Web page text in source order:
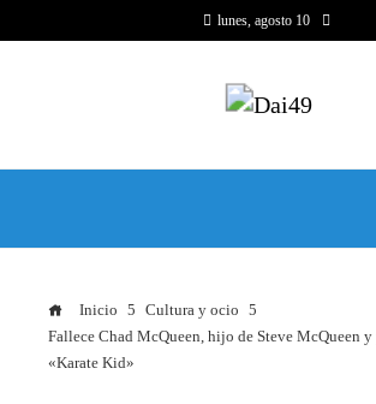
lunes, agosto 10
Inicio
Cultura y ocio
Fallece Chad McQueen, hijo de Steve McQueen
«Karate Kid»